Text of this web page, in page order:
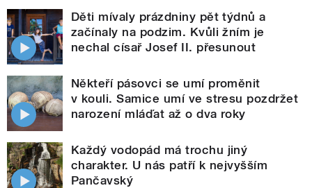
Děti mívaly prázdniny pět týdnů a
začínaly na podzim. Kvůli žním je
nechal císař Josef II. přesunout
Někteří pásovci se umí proměnit
v kouli. Samice umí ve stresu pozdržet
narození mláďat až o dva roky
Každý vodopád má trochu jiný
charakter. U nás patří k nejvyšším
Pančavský